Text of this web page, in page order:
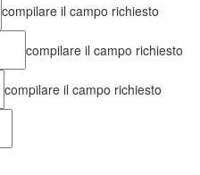
compilare il campo richiesto
compilare il campo richiesto
compilare il campo richiesto